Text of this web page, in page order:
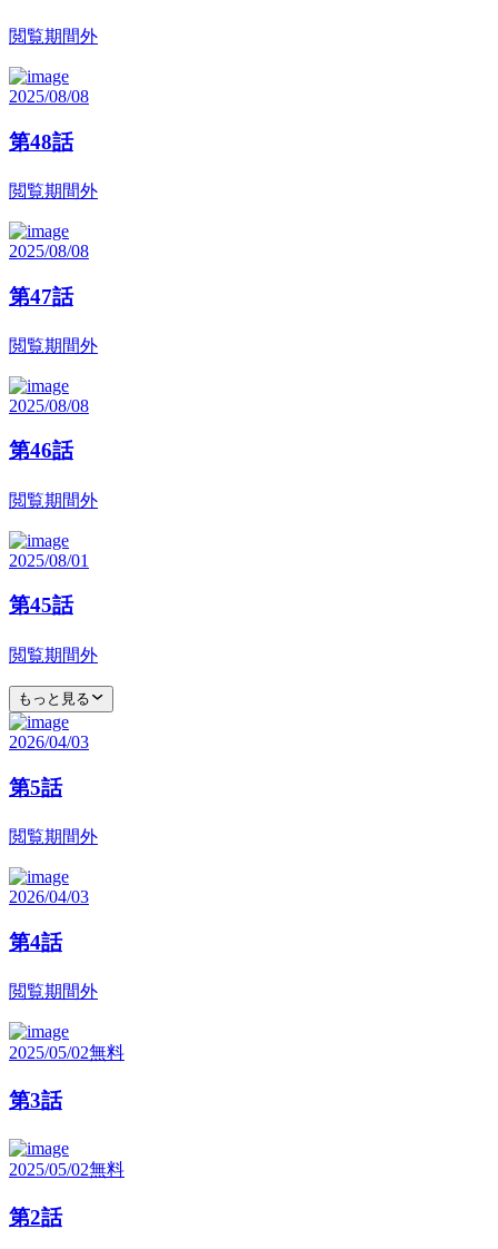
閲覧期間外
2025/08/08
第48話
閲覧期間外
2025/08/08
第47話
閲覧期間外
2025/08/08
第46話
閲覧期間外
2025/08/01
第45話
閲覧期間外
もっと見る
2026/04/03
第5話
閲覧期間外
2026/04/03
第4話
閲覧期間外
2025/05/02無料
第3話
2025/05/02無料
第2話